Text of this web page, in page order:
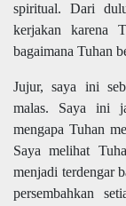
spiritual. Dari
kerjakan karena
bagaimana Tuhan
Jujur, saya ini
malas. Saya ini
mengapa Tuhan
Saya melihat
menjadi terdengar
persembahkan